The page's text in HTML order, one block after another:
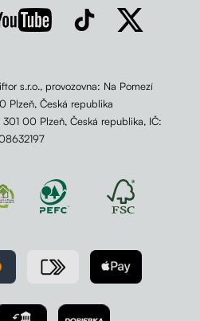
s.r.o., provozovna: Na Pomezí
Plzeň, Česká republika
00 Plzeň, Česká republika, IČ: